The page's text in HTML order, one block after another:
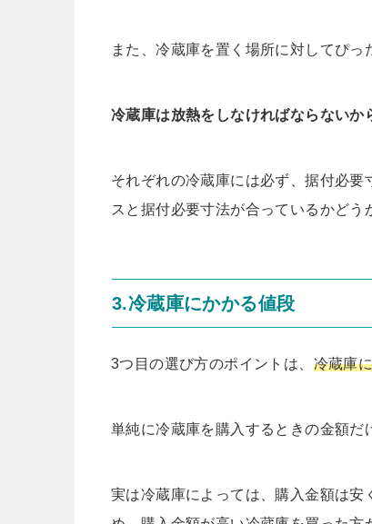
また、冷蔵庫を置く場所に対してぴっ
冷蔵庫は放熱をしなければならないか
それぞれの冷蔵庫には必ず、据付必
スと据付必要寸法が合っているかどう
3.冷蔵庫にかかる値段
3つ目の選び方のポイントは、 冷蔵庫
単純に冷蔵庫を購入するときの金額だ
実は冷蔵庫によっては、購入金額は